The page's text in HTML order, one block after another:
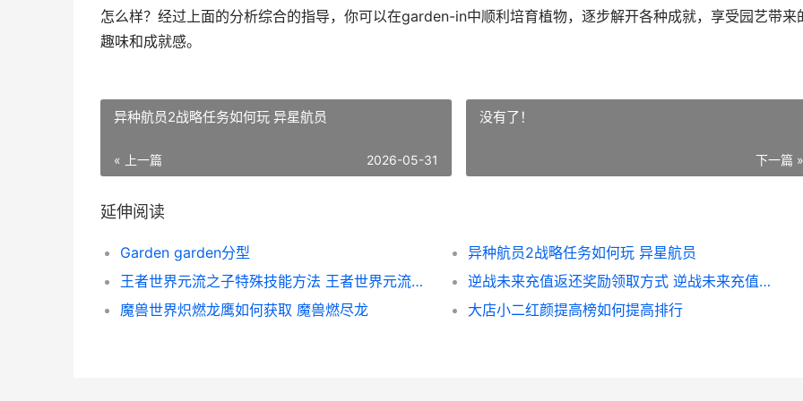
怎么样？经过上面的分析综合的指导，你可以在garden-in中顺利培育植物，逐步解开各种成就，享受园艺带来
趣味和成就感。
异种航员2战略任务如何玩 异星航员
« 上一篇 2026-05-31
没有了！
下一篇 »
延伸阅读
Garden garden分型
异种航员2战略任务如何玩 异星航员
王者世界元流之子特殊技能方法 王者世界元流之子套装
逆战未来充值返还奖励领取方式 逆战未来充值返利入口
魔兽世界炽燃龙鹰如何获取 魔兽燃尽龙
大店小二红颜提高榜如何提高排行